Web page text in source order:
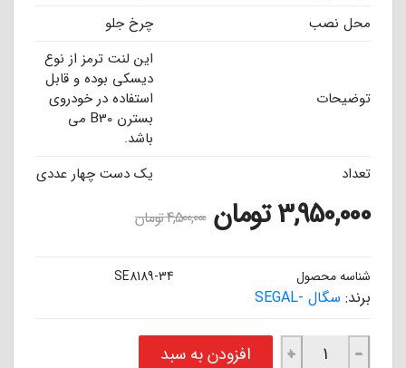
محل نصب
چرخ جلو
توضیحات
این لنت ترمز از نوع
دیسکی بوده و قابل
استفاده در خودروی
بسترن B30 می
باشد.
تعداد
یک دست چهار عددی
3,950,000تومان 4,500,000تومان
شناسه محصول SE8189-34
برند: سگال -SEGAL
لنت ترمز جلو بسترن B30 سگال SEGAL عدد
−
+ افزودن به سبد